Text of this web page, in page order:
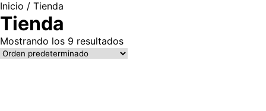
Inicio / Tienda
Tienda
Mostrando los 9 resultados